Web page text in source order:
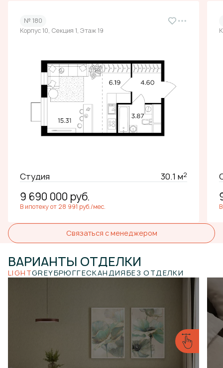
№ 180
Корпус 10, Секция 1, Этаж 19
Студия 30.1 м2
9 690 000 руб.
В ипотеку от 28 991 руб./мес.
Связаться с менеджером
ВАРИАНТЫ ОТДЕЛКИ
LIGHTGREYБРЮГГЕСКАНДИЯБЕЗ ОТДЕЛКИ